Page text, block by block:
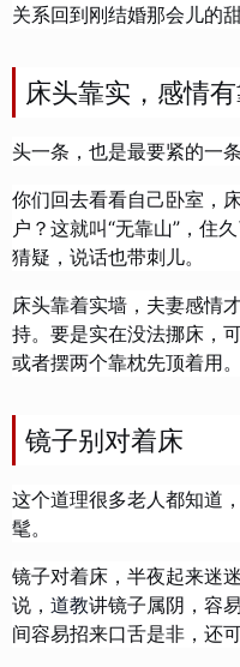
关系回到刚结婚那会儿的甜
床头靠实，感情
头一条，也是最要紧的一
你们回去看看自己卧室，
户？这就叫“无靠山”，住
猜疑，说话也带刺儿。
床头靠着实墙，夫妻感情
持。要是实在没法挪床，
或者摆两个靠枕先顶着用。
镜子别对着床
这个道理很多老人都知道
髦。
镜子对着床，半夜起来迷
说， 道教讲镜子属阴，容
间容易招来口舌是非，还